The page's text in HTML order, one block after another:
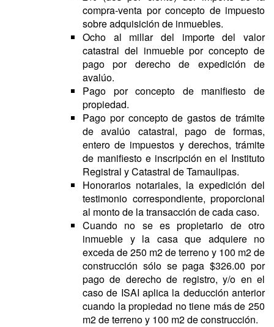
compra-venta por concepto de impuesto
sobre adquisición de inmuebles.
Ocho al millar del importe del valor
catastral del inmueble por concepto de
pago por derecho de expedición de
avalúo.
Pago por concepto de manifiesto de
propiedad.
Pago por concepto de gastos de trámite
de avalúo catastral, pago de formas,
entero de impuestos y derechos, trámite
de manifiesto e inscripción en el Instituto
Registral y Catastral de Tamaulipas.
Honorarios notariales, la expedición del
testimonio correspondiente, proporcional
al monto de la transacción de cada caso.
Cuando no se es propietario de otro
inmueble y la casa que adquiere no
exceda de 250 m2 de terreno y 100 m2 de
construcción sólo se paga $326.00 por
pago de derecho de registro, y/o en el
caso de ISAI aplica la deducción anterior
cuando la propiedad no tiene más de 250
m2 de terreno y 100 m2 de construcción.